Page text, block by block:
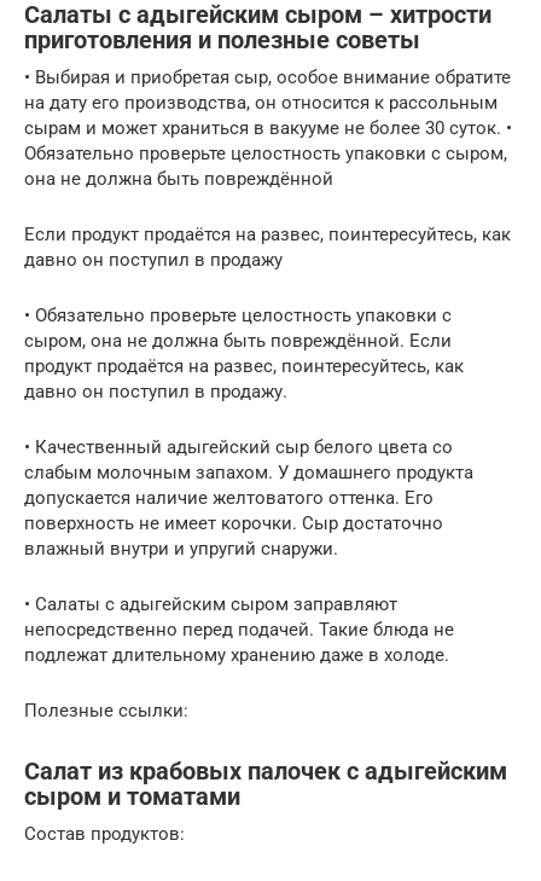
Салаты с адыгейским сыром – хитрости
приготовления и полезные советы
• Выбирая и приобретая сыр, особое внимание обратите
на дату его производства, он относится к рассольным
сырам и может храниться в вакууме не более 30 суток. •
Обязательно проверьте целостность упаковки с сыром,
она не должна быть повреждённой
Если продукт продаётся на развес, поинтересуйтесь, как
давно он поступил в продажу
• Обязательно проверьте целостность упаковки с
сыром, она не должна быть повреждённой. Если
продукт продаётся на развес, поинтересуйтесь, как
давно он поступил в продажу.
• Качественный адыгейский сыр белого цвета со
слабым молочным запахом. У домашнего продукта
допускается наличие желтоватого оттенка. Его
поверхность не имеет корочки. Сыр достаточно
влажный внутри и упругий снаружи.
• Салаты с адыгейским сыром заправляют
непосредственно перед подачей. Такие блюда не
подлежат длительному хранению даже в холоде.
Полезные ссылки:
Салат из крабовых палочек с адыгейским
сыром и томатами
Состав продуктов: